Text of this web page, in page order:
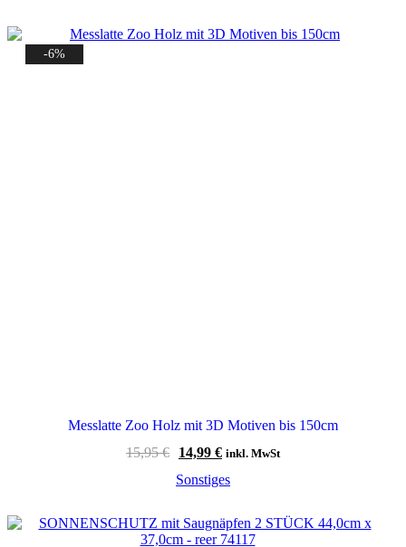
-6%
Messlatte Zoo Holz mit 3D Motiven bis 150cm
15,95€
Ursprünglicher
war:
14,99 €Aktueller
ist:
inkl. MwSt
Sonstiges